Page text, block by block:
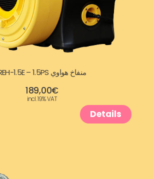
منفاخ هواوي REH-1.5E – 1.5PS
189,00€
incl. 19% VAT
Details